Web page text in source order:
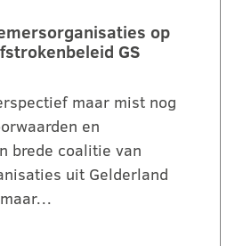
op
GS
maar mist nog
en
brede coalitie van
uit Gelderland